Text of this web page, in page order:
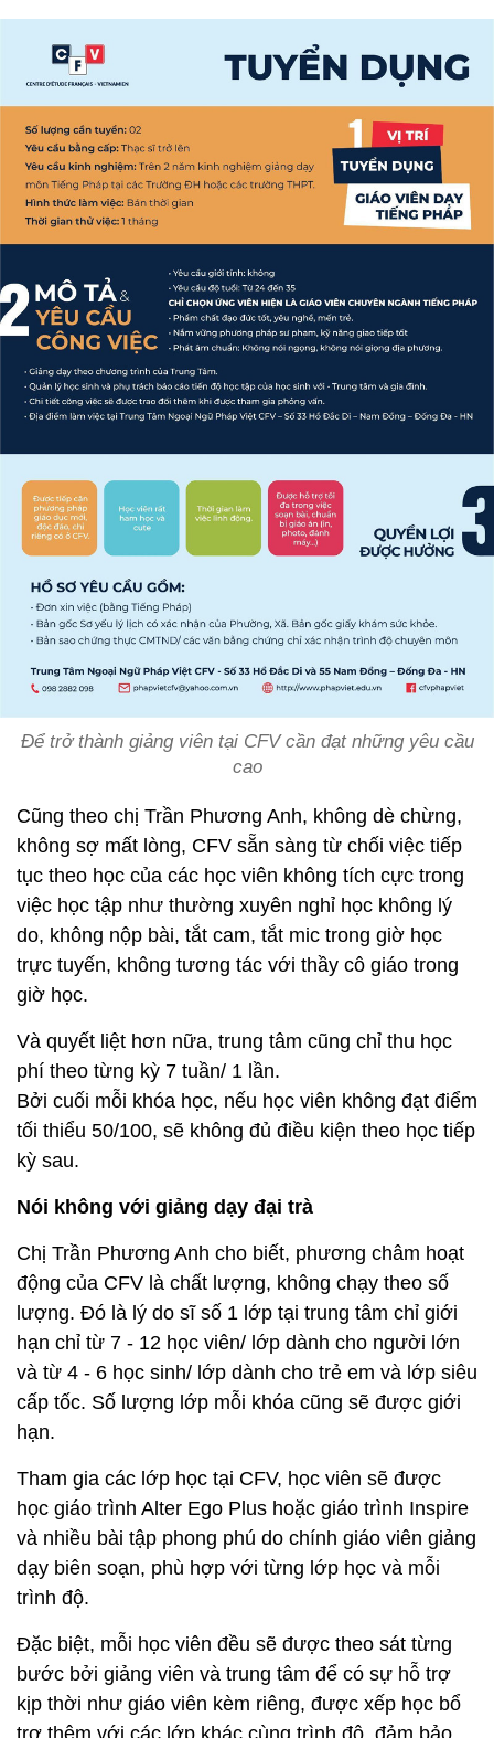
Để trở thành giảng viên tại CFV cần đạt những yêu cầu
cao
Cũng theo chị Trần Phương Anh, không dè chừng,
không sợ mất lòng, CFV sẵn sàng từ chối việc tiếp
tục theo học của các học viên không tích cực trong
việc học tập như thường xuyên nghỉ học không lý
do, không nộp bài, tắt cam, tắt mic trong giờ học
trực tuyến, không tương tác với thầy cô giáo trong
giờ học.
Và quyết liệt hơn nữa, trung tâm cũng chỉ thu học
phí theo từng kỳ 7 tuần/ 1 lần.
Bởi cuối mỗi khóa học, nếu học viên không đạt điểm
tối thiểu 50/100, sẽ không đủ điều kiện theo học tiếp
kỳ sau.
Nói không với giảng dạy đại trà
Chị Trần Phương Anh cho biết, phương châm hoạt
động của CFV là chất lượng, không chạy theo số
lượng. Đó là lý do sĩ số 1 lớp tại trung tâm chỉ giới
hạn chỉ từ 7 - 12 học viên/ lớp dành cho người lớn
và từ 4 - 6 học sinh/ lớp dành cho trẻ em và lớp siêu
cấp tốc. Số lượng lớp mỗi khóa cũng sẽ được giới
hạn.
Tham gia các lớp học tại CFV, học viên sẽ được
học giáo trình Alter Ego Plus hoặc giáo trình Inspire
và nhiều bài tập phong phú do chính giáo viên giảng
dạy biên soạn, phù hợp với từng lớp học và mỗi
trình độ.
Đặc biệt, mỗi học viên đều sẽ được theo sát từng
bước bởi giảng viên và trung tâm để có sự hỗ trợ
kịp thời như giáo viên kèm riêng, được xếp học bổ